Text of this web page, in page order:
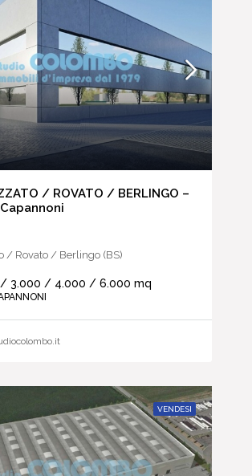
/ ROVATO / BERLINGO –
/ Rovato / Berlingo (BS)
/ 3.000 / 4.000 / 6.000 mq
VENDESI